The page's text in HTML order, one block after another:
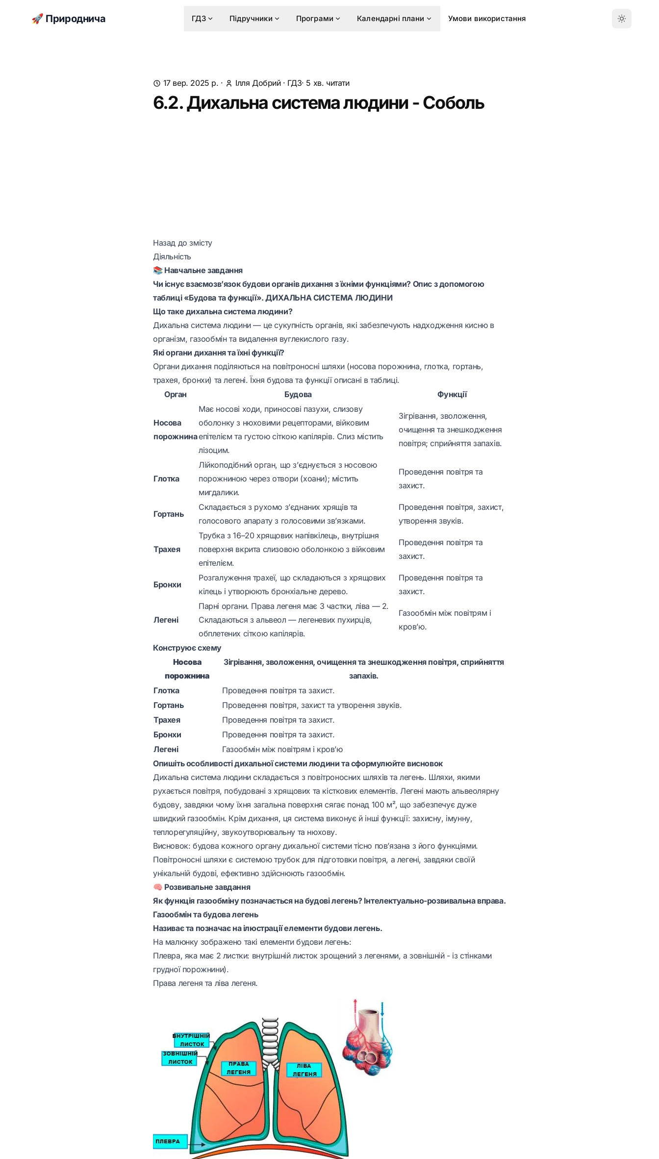
🚀 Природнича ГДЗ Підручники Програми Календарні плани Умови використання
17 вер. 2025 р. · Ілля Добрий· ГДЗ· 5 хв. читати
6.2. Дихальна система людини - Соболь
Назад до змісту
Діяльність
📚 Навчальне завдання
Чи існує взаємозв’язок будови органів дихання з їхніми функціями? Опис з допомогою
таблиці «Будова та функції». ДИХАЛЬНА СИСТЕМА ЛЮДИНИ
Що таке дихальна система людини?
Дихальна система людини — це сукупність органів, які забезпечують надходження кисню в
організм, газообмін та видалення вуглекислого газу.
Які органи дихання та їхні функції?
Органи дихання поділяються на повітроносні шляхи (носова порожнина, глотка, гортань,
трахея, бронхи) та легені. Їхня будова та функції описані в таблиці.
Орган
Будова Функції
Носова
порожнина
Має носові ходи, приносові пазухи, слизову
оболонку з нюховими рецепторами, війковим
епітелієм та густою сіткою капілярів. Слиз містить
лізоцим.
Зігрівання, зволоження,
очищення та знешкодження
повітря; сприйняття запахів.
Глотка
Лійкоподібний орган, що з’єднується з носовою
порожниною через отвори (хоани); містить
мигдалики.
Проведення повітря та
захист.
Гортань
Складається з рухомо з’єднаних хрящів та
голосового апарату з голосовими зв’язками.
Проведення повітря, захист,
утворення звуків.
Трахея
Трубка з 16–20 хрящових напівкілець, внутрішня
поверхня вкрита слизовою оболонкою з війковим
епітелієм.
Проведення повітря та
захист.
Бронхи
Розгалуження трахеї, що складаються з хрящових
кілець і утворюють бронхіальне дерево.
Проведення повітря та
захист.
Легені
Парні органи. Права легеня має 3 частки, ліва — 2.
Складаються з альвеол — легеневих пухирців,
обплетених сіткою капілярів.
Газообмін між повітрям і
кров’ю.
Конструює схему
Носова
порожнина
Зігрівання, зволоження, очищення та знешкодження повітря, сприйняття
запахів.
Глотка
Проведення повітря та захист.
Гортань
Проведення повітря, захист та утворення звуків.
Трахея
Проведення повітря та захист.
Бронхи
Проведення повітря та захист.
Легені
Газообмін між повітрям і кров’ю
Опишіть особливості дихальної системи людини та сформулюйте висновок
Дихальна система людини складається з повітроносних шляхів та легень. Шляхи, якими
рухається повітря, побудовані з хрящових та кісткових елементів. Легені мають альвеолярну
будову, завдяки чому їхня загальна поверхня сягає понад 100 м², що забезпечує дуже
швидкий газообмін. Крім дихання, ця система виконує й інші функції: захисну, імунну,
теплорегуляційну, звукоутворювальну та нюхову.
Висновок: будова кожного органу дихальної системи тісно пов’язана з його функціями.
Повітроносні шляхи є системою трубок для підготовки повітря, а легені, завдяки своїй
унікальній будові, ефективно здійснюють газообмін.
🧠 Розвивальне завдання
Як функція газообміну позначається на будові легень? Інтелектуально-розвивальна вправа.
Газообмін та будова легень
Називає та позначає на ілюстрації елементи будови легень.
На малюнку зображено такі елементи будови легень:
Плевра, яка має 2 листки: внутрішній листок зрощений з легенями, а зовнішній - із стінками
грудної порожнини).
Права легеня та ліва легеня.